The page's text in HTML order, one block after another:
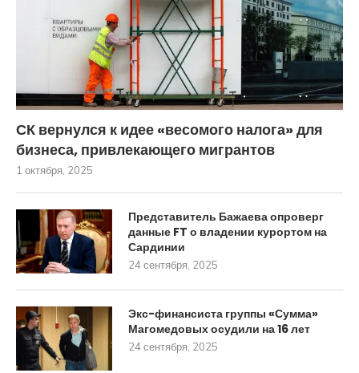
СК вернулся к идее «весомого налога» для
бизнеса, привлекающего мигрантов
1 октября, 2025
Представитель Бажаева опроверг
данные FT о владении курортом на
Сардинии
24 сентября, 2025
Экс-финансиста группы «Сумма»
Магомедовых осудили на 16 лет
24 сентября, 2025